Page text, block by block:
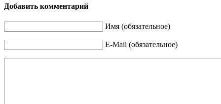
Добавить комментарий
Имя (обязательное)
E-Mail (обязательное)